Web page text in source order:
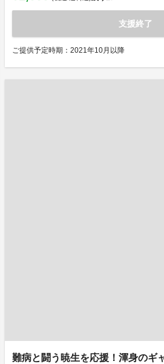
支援終了
ご提供予定時期：2021年10月以降
難病と闘う暁生を応援！渾身のギ